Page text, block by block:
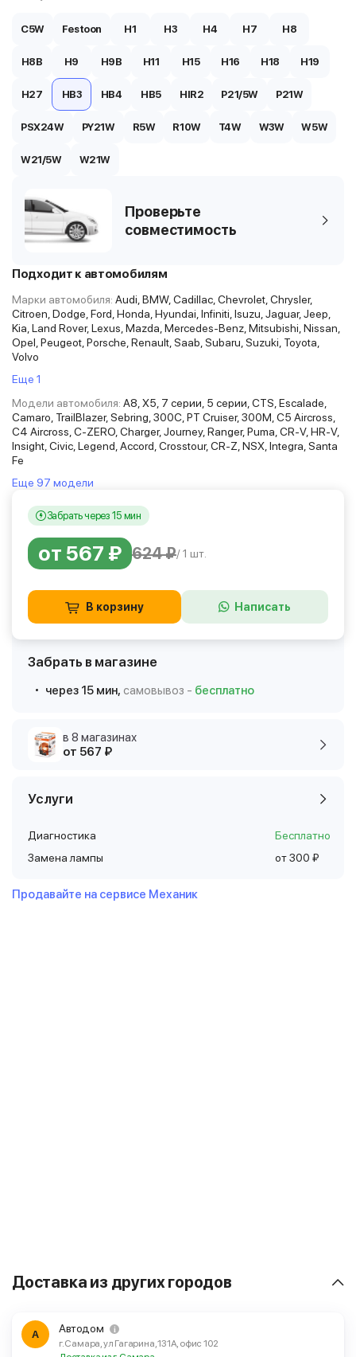
C5W Festoon H1 H3 H4 H7 H8
H8B H9 H9B H11 H15 H16 H18 H19
H27 HB3 HB4 HB5 HIR2 P21/5W P21W
PSX24W PY21W R5W R10W T4W W3W W5W
W21/5W W21W
Проверьте
совместимость
Подходит к автомобилям
Марки автомобиля: Audi, BMW, Cadillac, Chevrolet, Chrysler,
Citroen, Dodge, Ford, Honda, Hyundai, Infiniti, Isuzu, Jaguar, Jeep,
Kia, Land Rover, Lexus, Mazda, Mercedes-Benz, Mitsubishi, Nissan,
Opel, Peugeot, Porsche, Renault, Saab, Subaru, Suzuki, Toyota,
Volvo
Еще 1
Модели автомобиля: A8, X5, 7 серии, 5 серии, CTS, Escalade,
Camaro, TrailBlazer, Sebring, 300C, PT Cruiser, 300M, C5 Aircross,
C4 Aircross, C-ZERO, Charger, Journey, Ranger, Puma, CR-V, HR-V,
Insight, Civic, Legend, Accord, Crosstour, CR-Z, NSX, Integra, Santa
Fe
Еще 97 модели
Забрать через 15 мин
от 567 ₽ 624 ₽/ 1 шт.
В корзину Написать
Забрать в магазине
через 15 мин, самовывоз - бесплатно
в 8 магазинах
от 567 ₽
Услуги
Диагностика
Бесплатно
Замена лампы
от 300 ₽
Продавайте на сервисе Механик
Доставка из других городов
А Автодом
г. Самара, ул Гагарина, 131А, офис 102